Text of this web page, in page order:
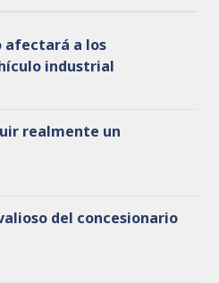
afectará a los
industrial
realmente un
del concesionario